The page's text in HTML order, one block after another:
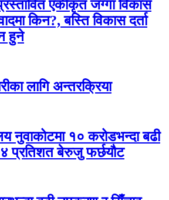
एकीकृत जग्गा विकास
किन?, बस्ति विकास दर्ता
हुने
लागि अन्तरक्रिया
नुवाकोटमा १० करोडभन्दा बढी
प्रतिशत बेरुजु फर्छयौट